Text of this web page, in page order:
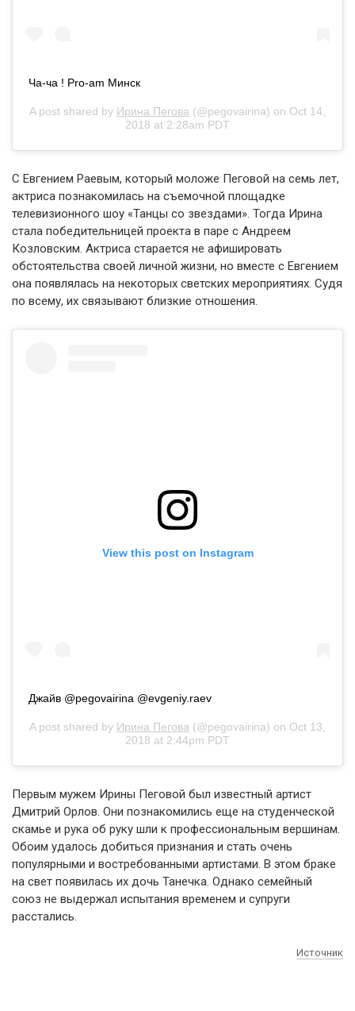
Ча-ча ! Pro-am Минск
A post shared by Ирина Пегова (@pegovairina) on Oct 14,
2018 at 2:28am PDT
С Евгением Раевым, который моложе Пеговой на семь лет,
актриса познакомилась на съемочной площадке
телевизионного шоу «Танцы со звездами». Тогда Ирина
стала победительницей проекта в паре с Андреем
Козловским. Актриса старается не афишировать
обстоятельства своей личной жизни, но вместе с Евгением
она появлялась на некоторых светских мероприятиях. Судя
по всему, их связывают близкие отношения.
View this post on Instagram
Джайв @pegovairina @evgeniy.raev
A post shared by Ирина Пегова (@pegovairina) on Oct 13,
2018 at 2:44pm PDT
Первым мужем Ирины Пеговой был известный артист
Дмитрий Орлов. Они познакомились еще на студенческой
скамье и рука об руку шли к профессиональным вершинам.
Обоим удалось добиться признания и стать очень
популярными и востребованными артистами. В этом браке
на свет появилась их дочь Танечка. Однако семейный
союз не выдержал испытания временем и супруги
расстались.
Источник